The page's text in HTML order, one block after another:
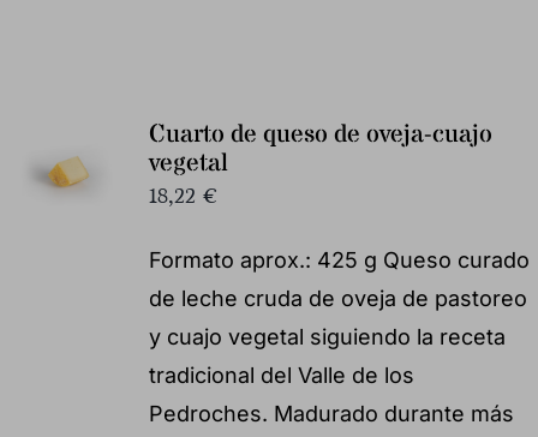
Cuarto de queso de oveja-cuajo
vegetal
18,22 €
Formato aprox.: 425 g Queso curado
de leche cruda de oveja de pastoreo
y cuajo vegetal siguiendo la receta
tradicional del Valle de los
Pedroches. Madurado durante más